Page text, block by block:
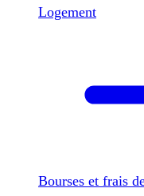
Logement
Bourses et frais